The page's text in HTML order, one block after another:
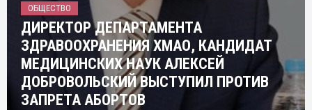
ОБЩЕСТВО
ДИРЕКТОР ДЕПАРТАМЕНТА
ЗДРАВООХРАНЕНИЯ ХМАО, КАНДИДАТ
МЕДИЦИНСКИХ НАУК АЛЕКСЕЙ
ДОБРОВОЛЬСКИЙ ВЫСТУПИЛ ПРОТИВ
ЗАПРЕТА АБОРТОВ